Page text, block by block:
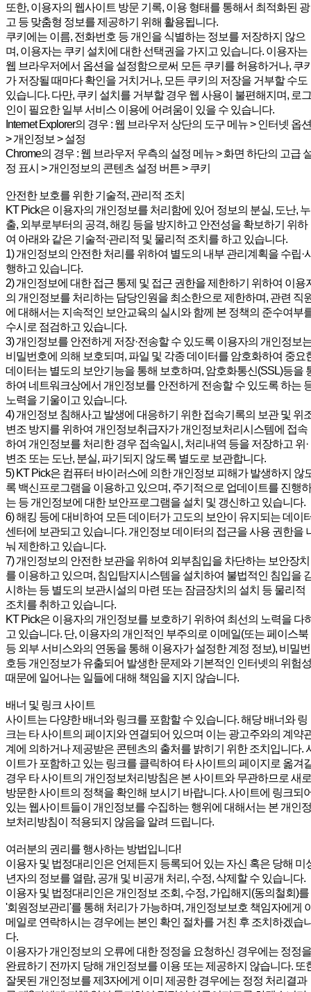
또한, 이용자의 웹사이트 방문 기록, 이용 형태를 통해서 최적화된 광
고 등 맞춤형 정보를 제공하기 위해 활용됩니다.
쿠키에는 이름, 전화번호 등 개인을 식별하는 정보를 저장하지 않으
며, 이용자는 쿠키 설치에 대한 선택권을 가지고 있습니다. 이용자는
웹 브라우저에서 옵션을 설정함으로써 모든 쿠키를 허용하거나, 쿠
가 저장될 때마다 확인을 거치거나, 모든 쿠키의 저장을 거부할 수도
있습니다. 다만, 쿠키 설치를 거부할 경우 웹 사용이 불편해지며, 로그
인이 필요한 일부 서비스 이용에 어려움이 있을 수 있습니다.
Internet Explorer의 경우 : 웹 브라우저 상단의 도구 메뉴 > 인터넷 옵션
> 개인정보 > 설정
Chrome의 경우 : 웹 브라우저 우측의 설정 메뉴 > 화면 하단의 고급
정 표시 > 개인정보의 콘텐츠 설정 버튼 > 쿠키
안전한 보호를 위한 기술적, 관리적 조치
KT Pick은 이용자의 개인정보를 처리함에 있어 정보의 분실, 도난, 누
출, 외부로부터의 공격, 해킹 등을 방지하고 안전성을 확보하기 위하
여 아래와 같은 기술적·관리적 및 물리적 조치를 하고 있습니다.
1) 개인정보의 안전한 처리를 위하여 별도의 내부 관리계획을 수립·
행하고 있습니다.
2) 개인정보에 대한 접근 통제 및 접근 권한을 제한하기 위하여 이용
의 개인정보를 처리하는 담당인원을 최소한으로 제한하며, 관련 직
에 대해서는 지속적인 보안교육의 실시와 함께 본 정책의 준수여부
수시로 점검하고 있습니다.
3) 개인정보를 안전하게 저장·전송할 수 있도록 이용자의 개인정보
비밀번호에 의해 보호되며, 파일 및 각종 데이터를 암호화하여 중요
데이터는 별도의 보안기능을 통해 보호하며, 암호화통신(SSL)등을
하여 네트워크상에서 개인정보를 안전하게 전송할 수 있도록 하는
노력을 기울이고 있습니다.
4) 개인정보 침해사고 발생에 대응하기 위한 접속기록의 보관 및 위
변조 방지를 위하여 개인정보취급자가 개인정보처리시스템에 접속
하여 개인정보를 처리한 경우 접속일시, 처리내역 등을 저장하고 위·
변조 또는 도난, 분실, 파기되지 않도록 별도로 보관합니다.
5) KT Pick은 컴퓨터 바이러스에 의한 개인정보 피해가 발생하지 않
록 백신프로그램을 이용하고 있으며, 주기적으로 업데이트를 진행하
는 등 개인정보에 대한 보안프로그램을 설치 및 갱신하고 있습니다.
6) 해킹 등에 대비하여 모든 데이터가 고도의 보안이 유지되는 데이
센터에 보관되고 있습니다. 개인정보 데이터의 접근을 사용 권한을
눠 제한하고 있습니다.
7) 개인정보의 안전한 보관을 위하여 외부침입을 차단하는 보안장치
를 이용하고 있으며, 침입탐지시스템을 설치하여 불법적인 침입을
시하는 등 별도의 보관시설의 마련 또는 잠금장치의 설치 등 물리적
조치를 취하고 있습니다.
KT Pick은 이용자의 개인정보를 보호하기 위하여 최선의 노력을 다
고 있습니다. 단, 이용자의 개인적인 부주의로 이메일(또는 페이스북
등 외부 서비스와의 연동을 통해 이용자가 설정한 계정 정보), 비밀번
호등 개인정보가 유출되어 발생한 문제와 기본적인 인터넷의 위험성
때문에 일어나는 일들에 대해 책임을 지지 않습니다.
배너 및 링크 사이트
사이트는 다양한 배너와 링크를 포함할 수 있습니다. 해당 배너와 링
크는 타 사이트의 페이지와 연결되어 있으며 이는 광고주와의 계약
계에 의하거나 제공받은 콘텐츠의 출처를 밝히기 위한 조치입니다.
이트가 포함하고 있는 링크를 클릭하여 타 사이트의 페이지로 옮겨
경우 타 사이트의 개인정보처리방침은 본 사이트와 무관하므로 새로
방문한 사이트의 정책을 확인해 보시기 바랍니다. 사이트에 링크되
있는 웹사이트들이 개인정보를 수집하는 행위에 대해서는 본 개인정
보처리방침이 적용되지 않음을 알려 드립니다.
여러분의 권리를 행사하는 방법입니다!
이용자 및 법정대리인은 언제든지 등록되어 있는 자신 혹은 당해 미
년자의 정보를 열람, 공개 및 비공개 처리, 수정, 삭제할 수 있습니다.
이용자 및 법정대리인은 개인정보 조회, 수정, 가입해지(동의철회)를
'회원정보관리'를 통해 처리가 가능하며, 개인정보보호 책임자에게
메일로 연락하시는 경우에는 본인 확인 절차를 거친 후 조치하겠습
다.
이용자가 개인정보의 오류에 대한 정정을 요청하신 경우에는 정정을
완료하기 전까지 당해 개인정보를 이용 또는 제공하지 않습니다. 또
잘못된 개인정보를 제3자에게 이미 제공한 경우에는 정정 처리결과